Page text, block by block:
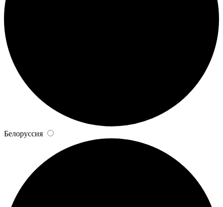
Белоруссия